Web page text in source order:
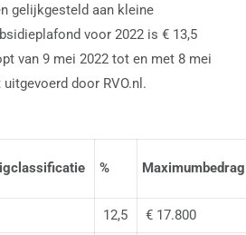
gelijkgesteld aan kleine
voor 2022 is € 13,5
van 9 mei 2022 tot en met 8 mei
door RVO.nl.
% Maximumbedrag
12,5 € 17.800